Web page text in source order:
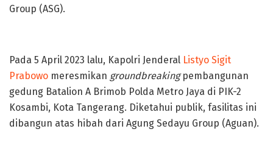
Group (ASG).
Pada 5 April 2023 lalu, Kapolri Jenderal Listyo Sigit
Prabowo meresmikan groundbreakingpembangunan
gedung Batalion A Brimob Polda Metro Jaya di PIK-2
Kosambi, Kota Tangerang. Diketahui publik, fasilitas ini
dibangun atas hibah dari Agung Sedayu Group (Aguan).